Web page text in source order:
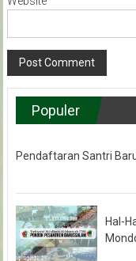
Populer
Pendaftaran Santri
Hal-